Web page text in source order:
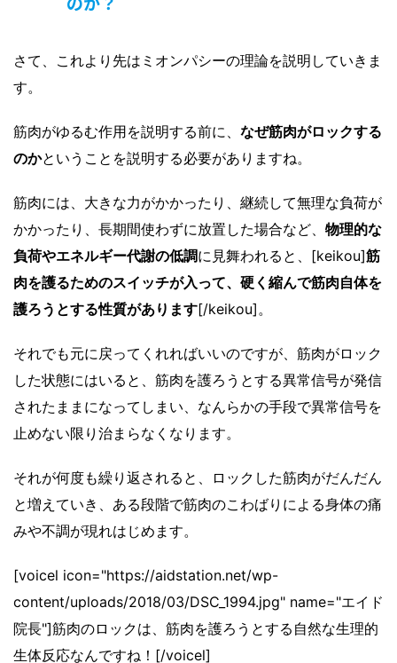
さて、これより先はミオンパシーの理論を説明していきま
す。
筋肉がゆるむ作用を説明する前に、 なぜ筋肉がロックする
のかということを説明する必要がありますね。
筋肉には、大きな力がかかったり、継続して無理な負荷が
かかったり、長期間使わずに放置した場合など、 物理的な
負荷やエネルギー代謝の低調に見舞われると、[keikou]筋
肉を護るためのスイッチが入って、硬く縮んで筋肉自体を
護ろうとする性質があります[/keikou]。
それでも元に戻ってくれればいいのですが、筋肉がロック
した状態にはいると、筋肉を護ろうとする異常信号が発信
されたままになってしまい、なんらかの手段で異常信号を
止めない限り治まらなくなります。
それが何度も繰り返されると、ロックした筋肉がだんだん
と増えていき、ある段階で筋肉のこわばりによる身体の痛
みや不調が現れはじめます。
[voicel icon="https://aidstation.net/wp-
content/uploads/2018/03/DSC_1994.jpg" name="エイド
院長"]筋肉のロックは、筋肉を護ろうとする自然な生理的
生体反応なんですね！[/voicel]